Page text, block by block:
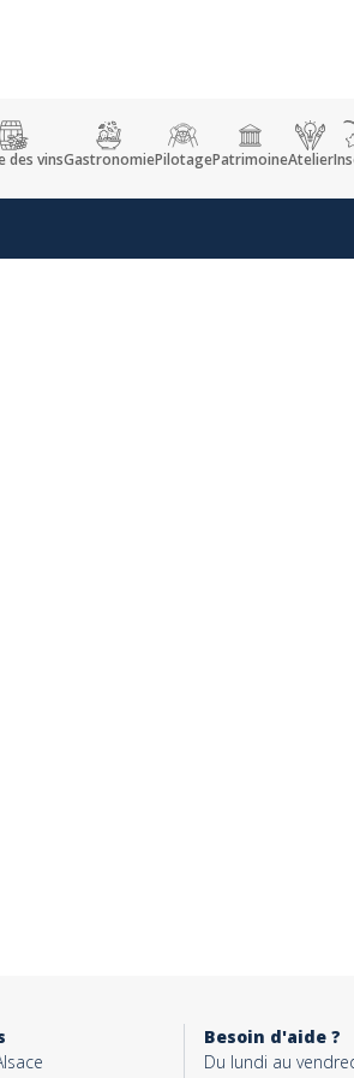
des vinsGastronomiePilotagePatrimoineAtelier
Besoin d'aide ?
Du lundi au